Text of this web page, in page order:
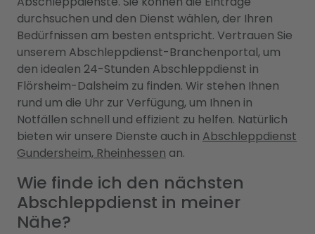
durchsuchen und den Dienst wählen, der Ihren
Bedürfnissen am besten entspricht. Vertrauen Sie
unserem Abschleppdienst-Branchenportal, um
den idealen 24-Stunden Abschleppdienst in
Flörsheim-Dalsheim zu finden. Wir stehen Ihnen
rund um die Uhr zur Verfügung, um Ihnen in
Notfällen schnell und effizient zu helfen. Natürlich
bieten wir unsere Dienste auch in Abschleppdienst
Gundersheim, Rheinhessen an.
Wie finde ich den nächsten
Abschleppdienst in meiner
Nähe?